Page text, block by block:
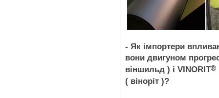
- Як імпортери
вони двигуном
віншильд ) і VINORIT®
( віноріт )?